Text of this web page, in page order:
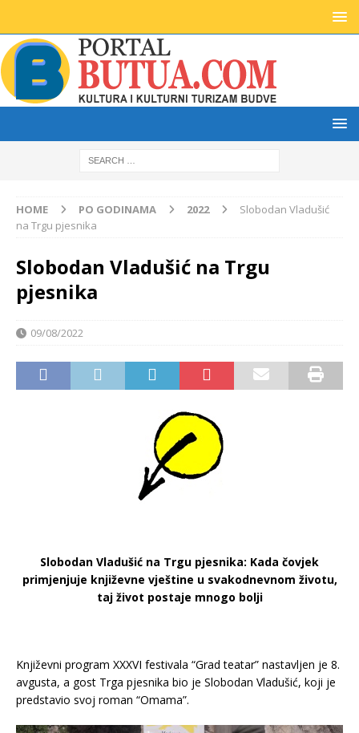
HOME PO GODINAMA 2022
Slobodan Vladušić
na Trgu pjesnika
Slobodan Vladušić na Trgu
pjesnika
09/08/2022
Slobodan Vladušić na Trgu pjesnika: Kada čovjek
primjenjuje književne vještine u svakodnevnom životu,
taj život postaje mnogo bolji
Književni program XXXVI festivala “Grad teatar” nastavljen je 8.
avgusta, a gost Trga pjesnika bio je Slobodan Vladušić, koji je
predstavio svoj roman “Omama”.